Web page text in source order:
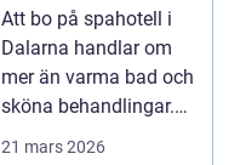
hjärtat av
landskapet
Att bo på spahotell i
Dalarna handlar om
mer än varma bad och
sköna behandlingar.
Kombinationen av s...
21 mars 2026